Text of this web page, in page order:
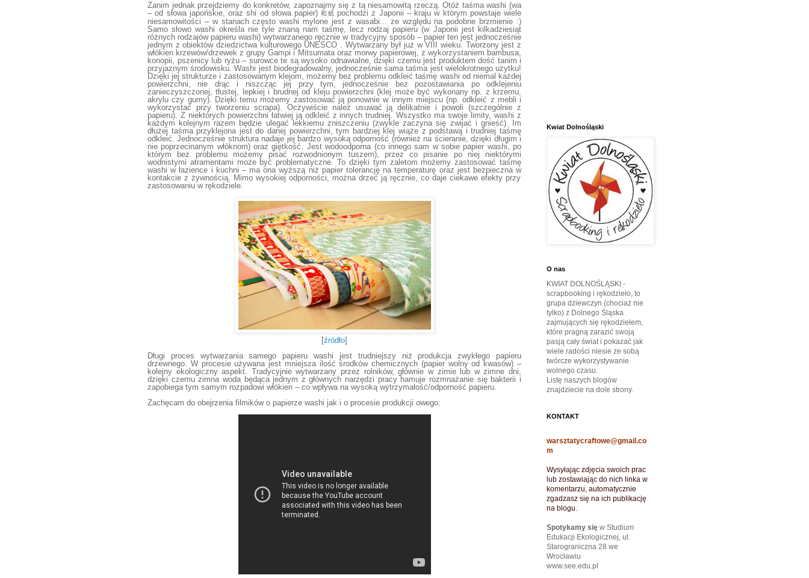
Zanim jednak przejdziemy do konkretów, zapoznajmy się z tą niesamowitą rzeczą. Otóż taśma washi (wa
– od słowa japońskie, oraz shi od słowa papier)和紙 pochodzi z Japonii – kraju w którym powstaje wiele
niesamowitości – w stanach często washi mylone jest z wasabi... ze względu na podobne brzmienie :)
Samo słowo washi określa nie tyle znaną nam taśmę, lecz rodzaj papieru (w Japonii jest kilkadziesiąt
różnych rodzajów papieru washi) wytwarzanego ręcznie w tradycyjny sposób – papier ten jest jednocześnie
jednym z obiektów dziedzictwa kulturowego UNESCO . Wytwarzany był już w VIII wieku. Tworzony jest z
włókien krzewów/drzewek z grupy Gampi i Mitsumata oraz morwy papierowej, z wykorzystaniem bambusa,
konopii, pszenicy lub ryżu – surowce te są wysoko odnawialne, dzięki czemu jest produktem dość tanim i
przyjaznym środowisku.Washi jest biodegradowalny, jednocześniesama taśma jestwielokrotnego użytku!
Dzięki jej strukturze i zastosowanym klejom, możemy bez problemu odkleićtaśmę washi od niemal każdej
powierzchni, nie drąc i niszcząc jej przy tym, jednocześnie
bez pozostawianiapo odklejeniu
zanieczyszczonej, tłustej, lepkiej i brudnej od kleju powierzchni (klej może być wykonany np. z krzemu,
akrylu czy gumy). Dzięki temu możemy zastosować ją ponownie w innym miejscu (np. odkleić z mebli i
wykorzystać przy tworzeniu scrapa). Oczywiście należ usuwać ją delikatnie i powoli (szczególnie z
papieru). Zniektórych powierzchni łatwiej ją odkleić z innych trudniej.Wszystko ma swoje limity, washi z
każdym kolejnym razem będzie ulegać lekkiemu zniszczeniu (zwykle zaczyna się zwijać i gnieść). Im
dłużej taśma przyklejona jest do danej powierzchni, tym bardziej klej wiąże z podstawą i trudniej taśmę
odkleić.Jednocześnie struktura nadaje jej bardzo wysoką odporność (również na ścieranie,dzięki długim i
nie poprzecinanym włóknom) oraz giętkość. Jest wodoodporna(co innego sam w sobie papier washi, po
którym bez problemu możemy pisać rozwodnionym tuszem), przez co pisanie po niej niektórymi
wodnistymi atramentami może być problematyczne. To dzięki tym zaletom możemy zastosować taśmę
washi włazience i kuchni – maona wyższąniż papier tolerancję na temperaturę oraz jestbezpieczna w
kontakcie z żywnością. Mimo wysokiej odporności, można drzeć ją ręcznie, co daje ciekawe efekty przy
zastosowaniu w rękodziele.
[źródło]
Długi proces wytwarzania samego papieru washi jest trudniejszy niż produkcja zwykłego papieru
drzewnego. W procesie używana jest mniejsza ilość środków chemicznych (papier wolny od kwasów) –
kolejny ekologiczny aspekt. Tradycyjnie wytwarzany przez rolników, głównie w zimie lub w zimne dni,
dzięki czemu zimna woda będąca jednym z głównych narzędzi pracy hamuje rozmnażanie się bakterii i
zapobiega tym samym rozpadowi włókien – co wpływa na wysoką wytrzymałość/odporność papieru.
Zachęcam do obejrzenia filmików o papierze washi jak i o procesie produkcji owego:
Kwiat Dolnośląski
O nas
KWIAT DOLNOŚLĄSKI -
scrapbooking i rękodzieło, to
grupa dziewczyn (chociaż nie
tylko) z Dolnego Śląska
zajmujących się rękodziełem,
które pragną zarazić swoją
pasją cały świat i pokazać jak
wiele radości niesie ze sobą
twórcze wykorzystywanie
wolnego czasu.
Listę naszych blogów
znajdziecie na dole strony.
KONTAKT
warsztatycraftowe@gmail.co
m
Wysyłając zdjęcia swoich prac
lub zostawiając do nich linka w
komentarzu, automatycznie
zgadzasz się na ich publikację
na blogu.
Spotykamy się w Studium
Edukacji Ekologicznej, ul.
Starograniczna 28 we
Wrocławiu
www.see.edu.pl